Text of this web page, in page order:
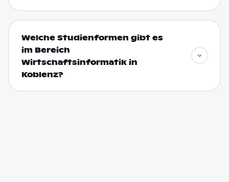
Welche Studienformen gibt es
im Bereich
Wirtschaftsinformatik in
Koblenz?